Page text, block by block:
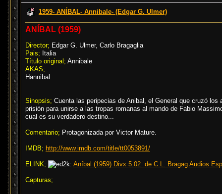
1959- ANÍBAL- Annibale- (Edgar G. Ulmer)
ANÍBAL (1959)
Director; Edgar G. Ulmer, Carlo Bragaglia
Pais; Italia
Título original; Annibale
AKAS;
Hannibal
Sinopsis; Cuenta las peripecias de Anibal, el General que cruzó
prisión para unirse a las tropas romanas al mando de Fabio
cual es su verdadero destino...
Comentario; Protagonizada por Victor Mature.
IMDB; http://www.imdb.com/title/tt0053891/
ELINK; Aníbal (1959) Divx 5.02 de C.L. Bragag Audios
Capturas;